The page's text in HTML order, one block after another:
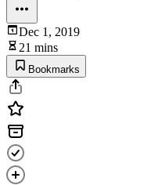
Dec 1, 2019
21 mins
Bookmarks